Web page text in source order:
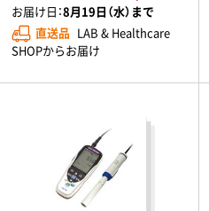
お届け日：8月19日（水）まで
直送品 LAB & Healthcare
SHOPからお届け